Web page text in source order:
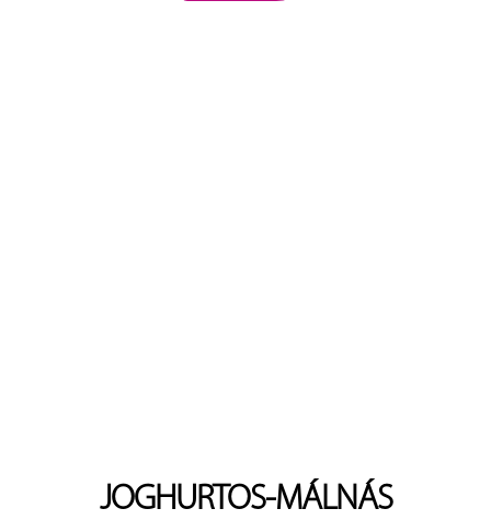
JOGHURTOS-MÁLNÁS